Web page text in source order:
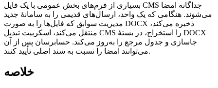
بسیاری از فرم‌های بخش عمومی با یک فایل CMS جداگانه امضا
می‌شوند. هنگامی که یک واحد، ارسال‌های قدیمی را به سامانهٔ جدید
مدیریت سوابق که فایل‌ها را به صورت DOCX ذخیره می‌کند،
منتقل می‌کند، اسکریپت تبدیل CMS را استخراج، در بستهٔ DOCX
جاسازی و جدول مرجع را به‌روز می‌کند. حسابرسان پس از آن
می‌توانند امضا را نسبت به سند اصلی تأیید کنند.
خلاصه